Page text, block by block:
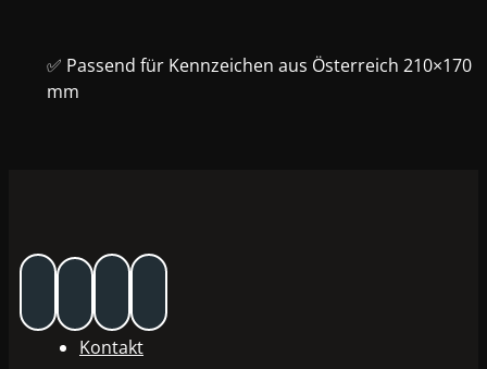
✅ Passend für Kennzeichen aus Österreich 210×170
mm
Kontakt